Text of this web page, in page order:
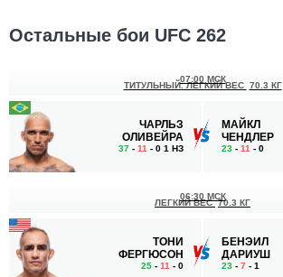
Остальные бои UFC 262
ЧАРЛЬЗ
ОЛИВЕЙРА
37 - 11 - 0 1 НЗ
07:00 МСК
ТИТУЛЬНЫЙ. ЛЕГКИЙ ВЕС 70.3 КГ
МАЙКЛ
ЧЕНДЛЕР
23 - 11 - 0
ТОНИ
ФЕРГЮСОН
25 - 11 - 0
06:30 МСК
ЛЕГКИЙ ВЕС 70.3 КГ
БЕНЭИЛ
ДАРИУШ
23 - 7 - 1